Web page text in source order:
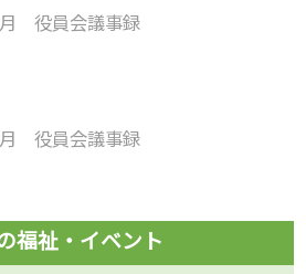
役員会議事録
役員会議事録